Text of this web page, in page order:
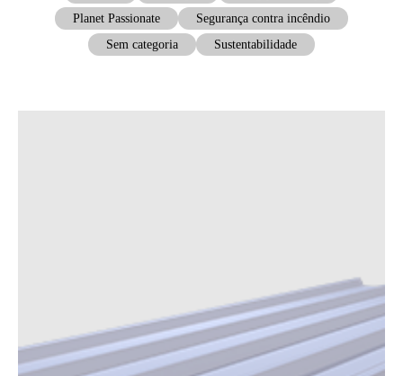
Planet Passionate
Segurança contra incêndio
Sem categoria
Sustentabilidade